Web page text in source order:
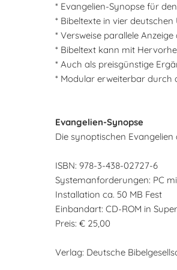
* Evangelien-Synopse für
* Bibeltexte in vier deutschen
* Versweise parallele
* Bibeltext kann mit
* Auch als preisgünstige
* Modular erweiterbar durch
Evangelien-Synopse
Die synoptischen
ISBN: 978-3-438-02727-6
Systemanforderungen: PC
Installation ca. 50 MB Fest
Einbandart: CD-ROM in
Preis: € 25,00
Verlag: Deutsche